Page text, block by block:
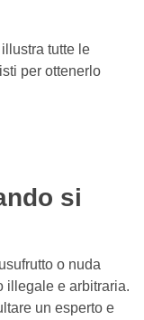
tutte le
per ottenerlo
si
o nuda
illegale e arbitraria.
un esperto e